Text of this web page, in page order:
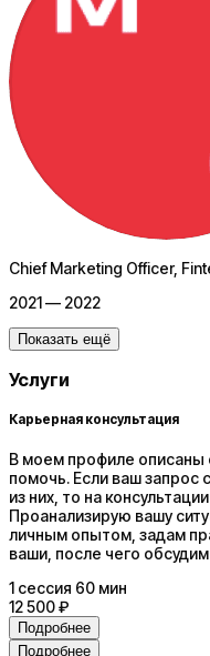
мира на первом
Дам
старте, а что
Chief Marketing Officer,
2021 — 2022
Показать ещё
Услуги
Карьерная консультация
В моем профиле описаны
помочь. Если ваш запрос
из них, то на
Проанализирую вашу
личным опытом, задам
ваши, после чего
1 сессия 60 мин
12 500 ₽
Подробнее
Подробнее